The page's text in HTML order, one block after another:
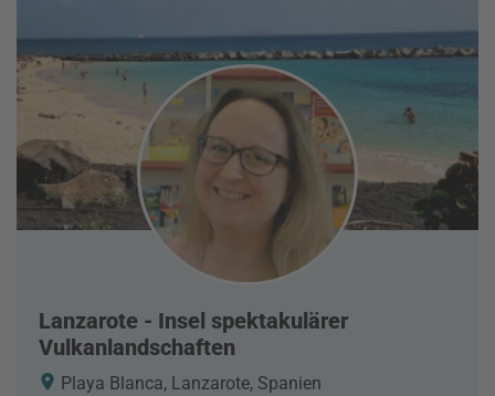
Lanzarote - Insel spektakulärer
Vulkanlandschaften
Playa Blanca, Lanzarote, Spanien